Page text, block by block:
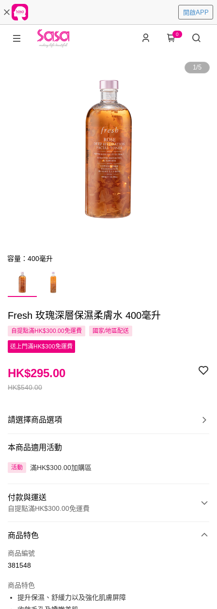
開啟APP
0
1/5
容量：400毫升
Fresh 玫瑰深層保濕柔膚水 400毫升
自提點滿HK$300.00免運費 國家/地區配送
送上門滿HK$300免運費
HK$540.00
HK$295.00
請選擇商品選項
本商品適用活動
活動 滿HK$300.00加購區
付款與運送
自提點滿HK$300.00免運費
信用卡
Apple Pay
PayMe
商品特色
商品編號
381548
商品特色
提升保濕、舒緩力以及強化肌膚屏障